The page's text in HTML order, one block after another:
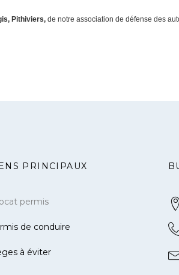
Pithiviers, de notre association de défense des
PRINCIPAUX
permis
de conduire
à éviter